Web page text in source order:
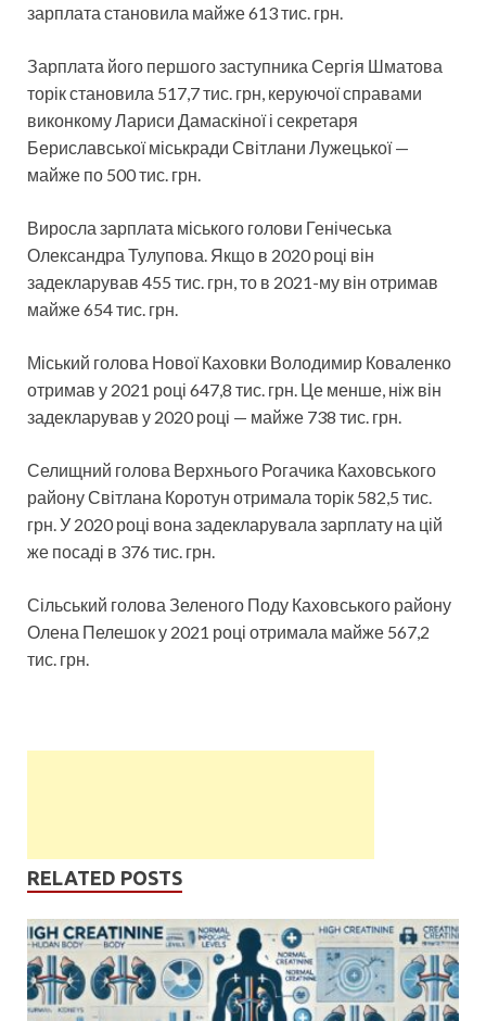
зарплата становила майже 613 тис. грн.
Зарплата його першого заступника Сергія Шматова
торік становила 517,7 тис. грн, керуючої справами
виконкому Лариси Дамаскіної і секретаря
Бериславської міськради Світлани Лужецької —
майже по 500 тис. грн.
Виросла зарплата міського голови Генічеська
Олександра Тулупова. Якщо в 2020 році він
задекларував 455 тис. грн, то в 2021-му він отримав
майже 654 тис. грн.
Міський голова Нової Каховки Володимир Коваленко
отримав у 2021 році 647,8 тис. грн. Це менше, ніж він
задекларував у 2020 році — майже 738 тис. грн.
Селищний голова Верхнього Рогачика Каховського
району Світлана Коротун отримала торік 582,5 тис.
грн. У 2020 році вона задекларувала зарплату на цій
же посаді в 376 тис. грн.
Сільський голова Зеленого Поду Каховського району
Олена Пелешок у 2021 році отримала майже 567,2
тис. грн.
RELATED POSTS